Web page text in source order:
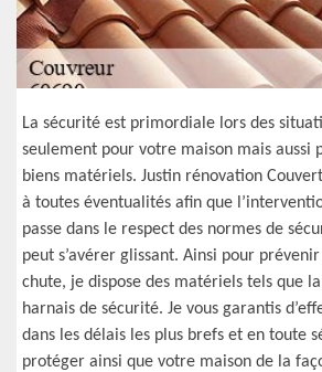
La sécurité est primordiale lors des
seulement pour votre maison mais aussi
biens matériels. Justin rénovation
à toutes éventualités afin que
passe dans le respect des normes de
peut s’avérer glissant. Ainsi pour
chute, je dispose des matériels tels que
harnais de sécurité. Je vous garantis
dans les délais les plus brefs et en toute
protéger ainsi que votre maison de la